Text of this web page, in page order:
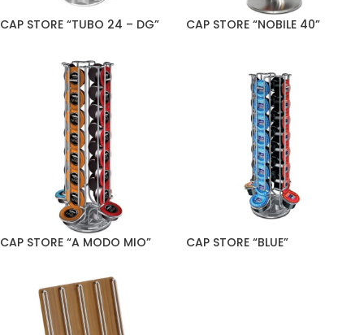
CAP STORE “TUBO 24 – DG” CAP STORE “NOBILE 40”
CAP STORE “A MODO MIO” CAP STORE “BLUE”